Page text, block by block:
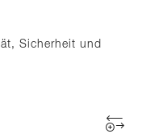
Sicherheit und